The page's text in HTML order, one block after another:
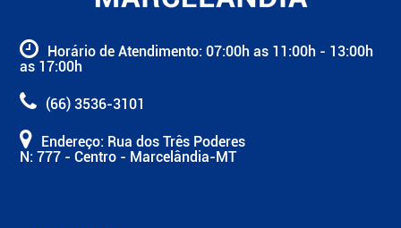
Horário de Atendimento: 07:00h as 11:00h - 13:00h
as 17:00h
(66) 3536-3101
Endereço: Rua dos Três Poderes
N: 777 - Centro - Marcelândia-MT